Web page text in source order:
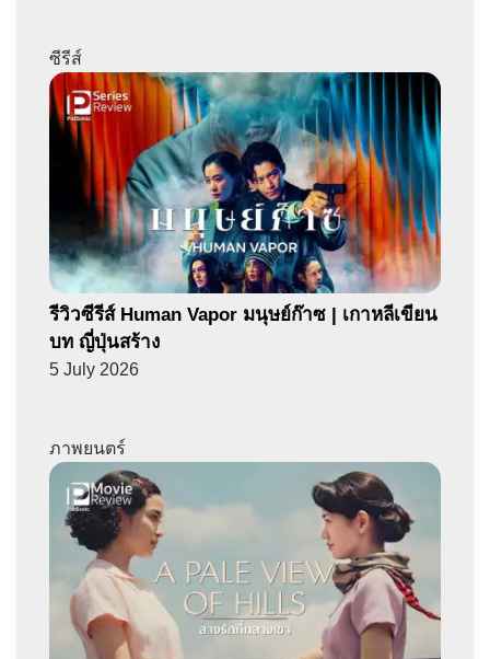
ซีรีส์
รีวิวซีรีส์ Human Vapor มนุษย์ก๊าซ | เกาหลีเขียน
บท ญี่ปุ่นสร้าง
5 July 2026
ภาพยนตร์